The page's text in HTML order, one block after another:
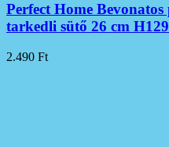
Perfect Home
tarkedli sütő 26 cm
2.490 Ft